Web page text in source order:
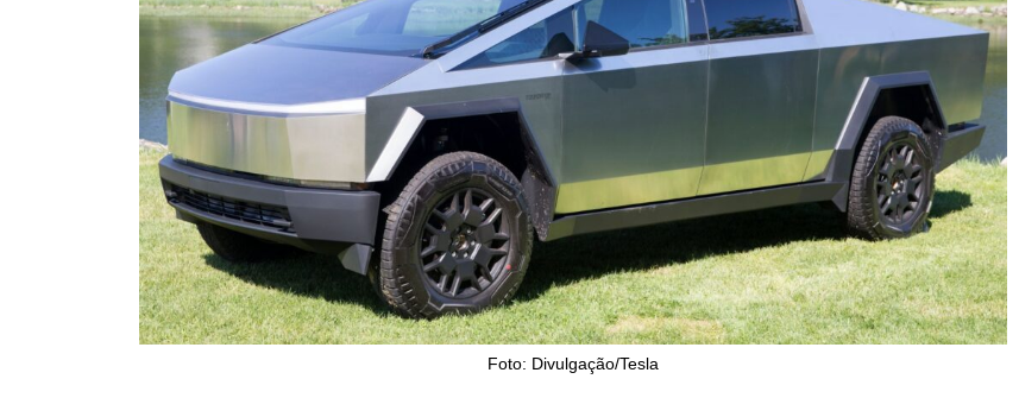
Foto: Divulgação/Tesla